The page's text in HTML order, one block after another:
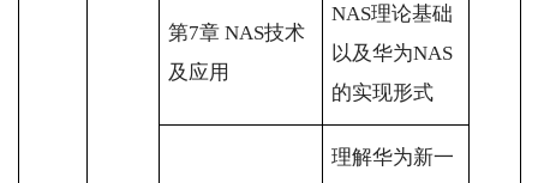
第7章 NAS技术
及应用
NAS理论基础
以及华为NAS
的实现形式
理解华为新一